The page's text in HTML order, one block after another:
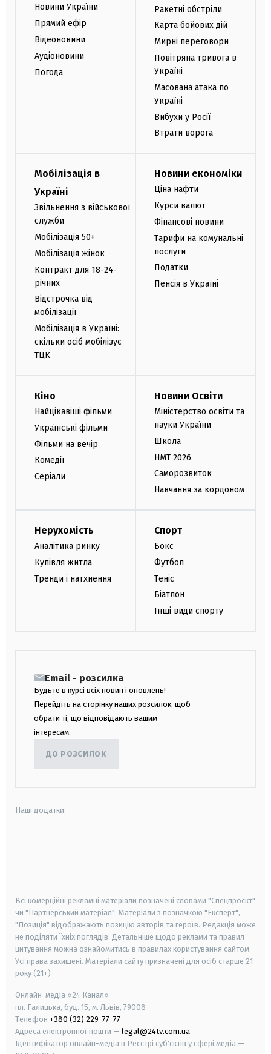
Новини України
Прямий ефір
Відеоновини
Аудіоновини
Погода
Ракетні обстріли
Карта бойових дій
Мирні переговори
Повітряна тривога в
Україні
Масована атака по
Україні
Вибухи у Росії
Втрати ворога
Мобілізація в
Україні
Звільнення з військової
служби
Мобілізація 50+
Мобілізація жінок
Контракт для 18-24-
річних
Відстрочка від
мобілізації
Мобілізація в Україні:
скільки осіб мобілізує
ТЦК
Новини економіки
Ціна нафти
Курси валют
Фінансові новини
Тарифи на комунальні
послуги
Податки
Пенсія в Україні
Кіно
Найцікавіші фільми
Українські фільми
Фільми на вечір
Комедії
Серіали
Новини Освіти
Міністерство освіти та
науки України
Школа
НМТ 2026
Саморозвиток
Навчання за кордоном
Нерухомість
Аналітика ринку
Купівля житла
Тренди і натхнення
Спорт
Бокс
Футбол
Теніс
Біатлон
Інші види спорту
Email - розсилка
Будьте в курсі всіх новин і оновлень!
Перейдіть на сторінку наших розсилок, щоб
обрати ті, що відповідають вашим
інтересам.
ДО РОЗСИЛОК
Наші додатки:
Всі комерційні рекламні матеріали позначені словами "Спецпроєкт"
чи "Партнерський матеріал". Матеріали з позначкою "Експерт",
"Позиція" відображають позицію авторів та героїв. Редакція може
не поділяти їхніх поглядів. Детальніше щодо реклами та правил
цитування можна ознайомитись в правилах користування сайтом.
Усі права захищені. Матеріали сайту призначені для осіб старше 21
року (21+)
Онлайн-медіа «24 Канал»
пл. Галицька, буд. 15, м. Львів, 79008
Телефон +380 (32) 229-77-77
Адреса електронної пошти — legal@24tv.com.ua
Ідентифікатор онлайн-медіа в Реєстрі суб'єктів у сфері медіа —